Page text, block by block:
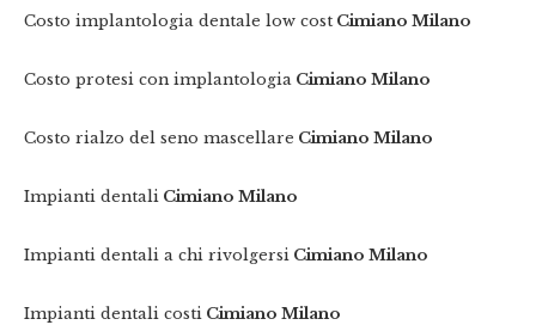
Costo implantologia dentale low cost Cimiano Milano
Costo protesi con implantologia Cimiano Milano
Costo rialzo del seno mascellare Cimiano Milano
Impianti dentali Cimiano Milano
Impianti dentali a chi rivolgersi Cimiano Milano
Impianti dentali costi Cimiano Milano